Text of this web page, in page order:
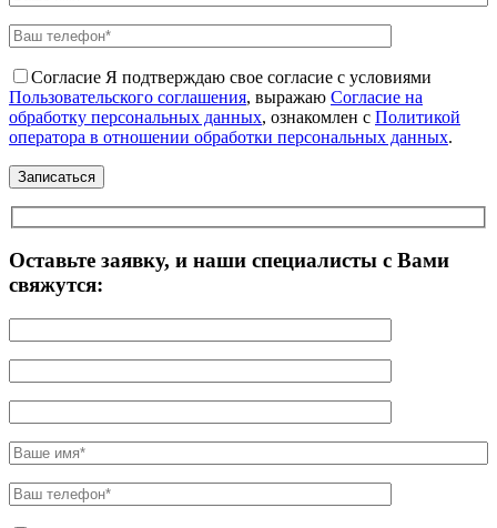
Согласие Я подтверждаю свое согласие с условиями
Пользовательского соглашения, выражаю Согласие на
обработку персональных данных, ознакомлен с Политикой
оператора в отношении обработки персональных данных.
Оставьте заявку, и наши специалисты с Вами
свяжутся: